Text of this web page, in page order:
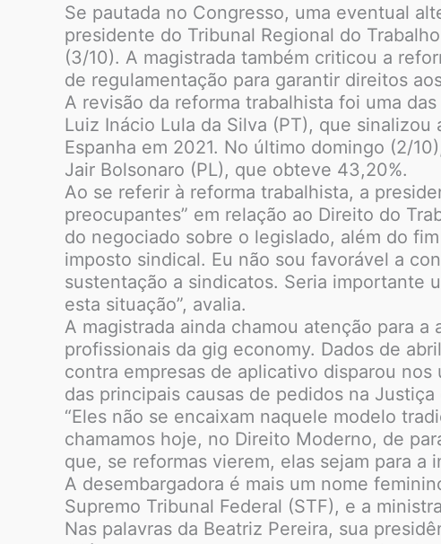
Se pautada no Congresso, uma eventual
presidente do Tribunal Regional do
(3/10). A magistrada também criticou a
de regulamentação para garantir direitos
A revisão da reforma trabalhista foi uma
Luiz Inácio Lula da Silva (PT), que
Espanha em 2021. No último domingo (2/
Jair Bolsonaro (PL), que obteve 43,20%.
Ao se referir à reforma trabalhista, a
preocupantes” em relação ao Direito do
do negociado sobre o legislado, além do
imposto sindical. Eu não sou favorável a
sustentação a sindicatos. Seria importante
esta situação”, avalia.
A magistrada ainda chamou atenção para
profissionais da gig economy. Dados de
contra empresas de aplicativo disparou
das principais causas de pedidos na Justiça
“Eles não se encaixam naquele modelo
chamamos hoje, no Direito Moderno, de
que, se reformas vierem, elas sejam para a
A desembargadora é mais um nome
Supremo Tribunal Federal (STF), e a
Nas palavras da Beatriz Pereira, sua